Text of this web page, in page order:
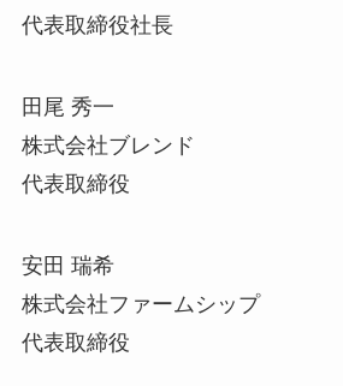
代表取締役社長
田尾 秀一
株式会社ブレンド
代表取締役
安田 瑞希
株式会社ファームシップ
代表取締役